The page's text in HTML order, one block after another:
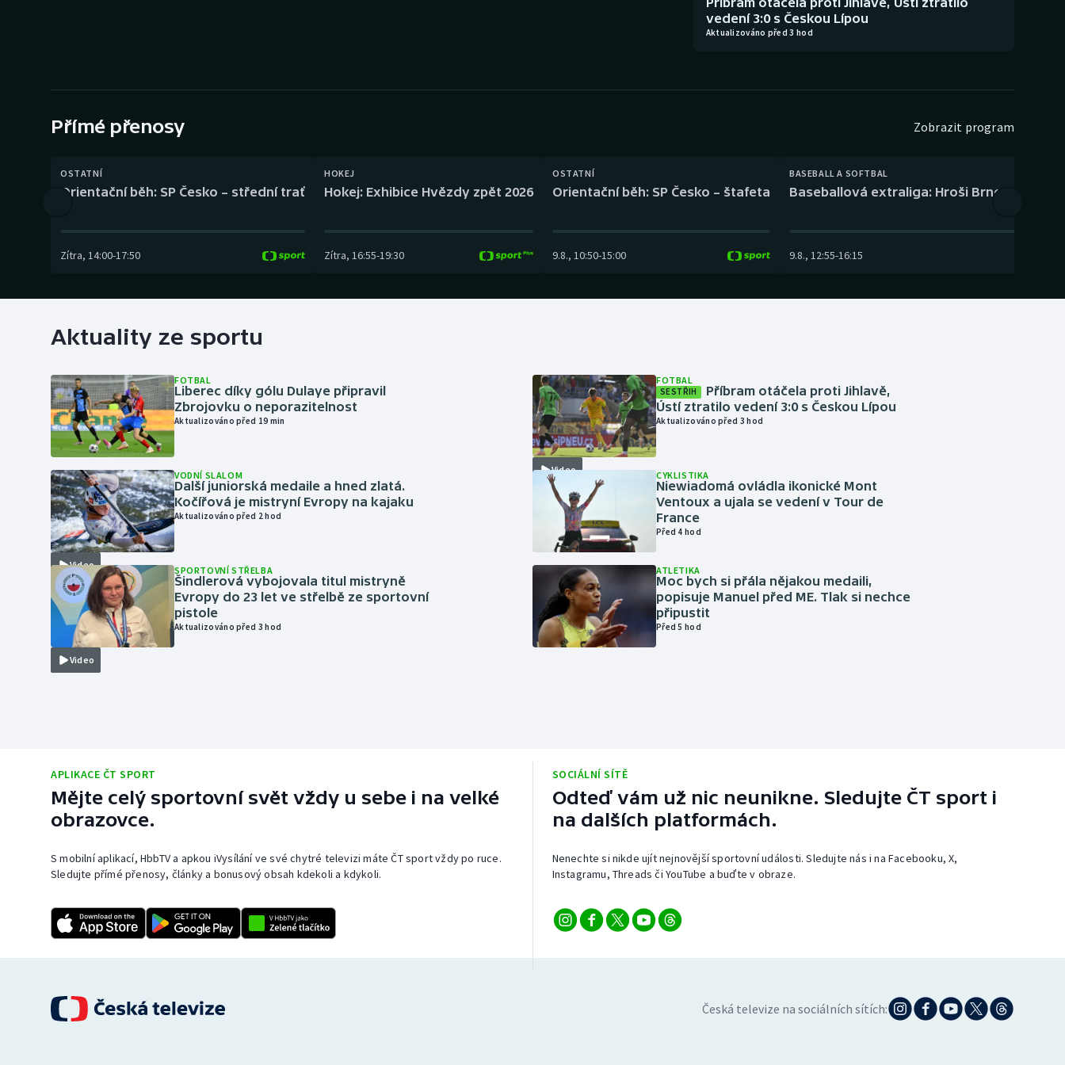
Gymnastika Plážový volejbal
vedení 3:0 s Českou Lípou
Aktualizováno před 3 hod
Přímé přenosy Zobrazit program
OSTATNÍ
Orientační běh: SP Česko – střední trať
Zítra, 14:00-17:50
HOKEJ
Hokej: Exhibice Hvězdy zpět 2026
Zítra, 16:55-19:30
OSTATNÍ
Orientační běh: SP Česko – štafeta
9.8., 10:50-15:00
BASEBALL A SOFTBAL
Baseballová extraliga: Hroši Brno – Eagles
9.8., 12:55-16:15
Aktuality ze sportu
FOTBAL
Liberec díky gólu Dulaye připravil
Zbrojovku o neporazitelnost
Aktualizováno před 19 min
Video
VODNÍ SLALOM
Další juniorská medaile a hned zlatá.
Kočířová je mistryní Evropy na kajaku
Aktualizováno před 2 hod
Video
SPORTOVNÍ STŘELBA
Šindlerová vybojovala titul mistryně
Evropy do 23 let ve střelbě ze sportovní
pistole
Aktualizováno před 3 hod
Video
FOTBAL
SESTŘIH
Příbram otáčela proti Jihlavě,
Ústí ztratilo vedení 3:0 s Českou Lípou
Aktualizováno před 3 hod
CYKLISTIKA
Niewiadomá ovládla ikonické Mont
Ventoux a ujala se vedení v Tour de
France
Před 4 hod
ATLETIKA
Moc bych si přála nějakou medaili,
popisuje Manuel před ME. Tlak si nechce
připustit
Před 5 hod
APLIKACE ČT SPORT
Mějte celý sportovní svět vždy u sebe i na velké
obrazovce.
S mobilní aplikací, HbbTV a apkou iVysílání ve své chytré televizi máte ČT sport vždy po ruce.
Sledujte přímé přenosy, články a bonusový obsah kdekoli a kdykoli.
SOCIÁLNÍ SÍTĚ
Odteď vám už nic neunikne. Sledujte ČT sport i
na dalších platformách.
Nenechte si nikde ujít nejnovější sportovní události. Sledujte nás i na Facebooku, X,
Instagramu, Threads či YouTube a buďte v obraze.
Česká televize na sociálních sítích: